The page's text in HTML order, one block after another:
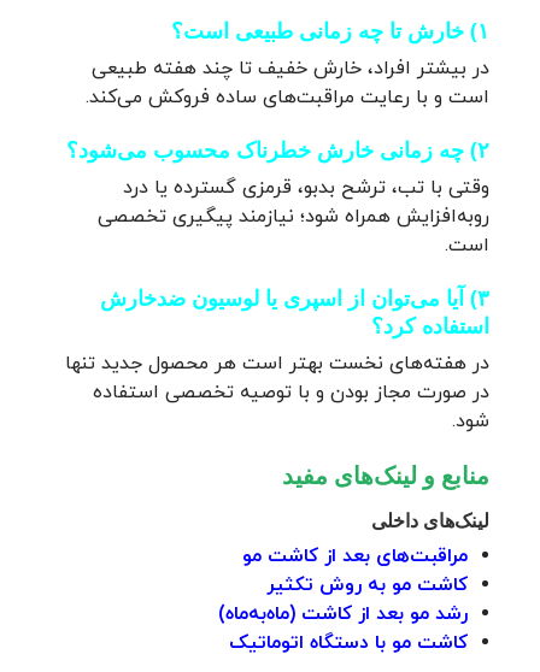
۱) خارش تا چه زمانی طبیعی است؟
در بیشتر افراد، خارش خفیف تا چند هفته طبیعی
است و با رعایت مراقبت‌های ساده فروکش می‌کند.
۲) چه زمانی خارش خطرناک محسوب می‌شود؟
وقتی با تب، ترشح بدبو، قرمزی گسترده یا درد
رو‌به‌افزایش همراه شود؛ نیازمند پیگیری تخصصی
است.
۳) آیا می‌توان از اسپری یا لوسیون ضدخارش
استفاده کرد؟
در هفته‌های نخست بهتر است هر محصول جدید تنها
در صورت مجاز بودن و با توصیه تخصصی استفاده
شود.
منابع و لینک‌های مفید
لینک‌های داخلی
مراقبت‌های بعد از کاشت مو
کاشت مو به روش تکثیر
رشد مو بعد از کاشت (ماه‌به‌ماه)
کاشت مو با دستگاه اتوماتیک